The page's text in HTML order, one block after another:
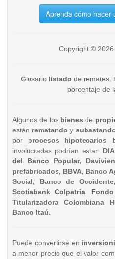
Aprenda cómo hacer
Copyright ©
Glosario listado de remates:
porcentaje de
Algunos de los bienesde
están rematando y subastando
por procesos hipotecarios
involucradas podrían estar:
del Banco Popular,
prefabricados, BBVA, Banco
Social, Banco de
Scotiabank Colpatria,
Titularizadora Colombiana
Banco Itaú.
Puede convertirse en
a menor precio que el valor